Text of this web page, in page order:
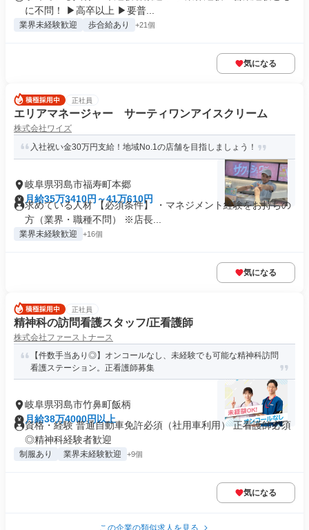
に不問！ ▶高卒以上 ▶要普...
業界未経験歓迎 歩合給あり +21個
気になる
正社員
エリアマネージャー サーティワンアイスクリーム
株式会社ワイズ
入社祝い金30万円支給！地域No.1の店舗を目指しましょう！
岐阜県羽島市福寿町本郷
月給35万3410円～41万610円
求めている人材 【必須条件】 ・マネジメント経験をお持ちの
方（業界・職種不問） ※店長...
業界未経験歓迎 +16個
気になる
正社員
精神科の訪問看護スタッフ/正看護師
株式会社ファーストナース
【件数手当あり◎】オンコールなし、未経験でも可能な精神科訪問
看護ステーション。正看護師募集
岐阜県羽島市竹鼻町飯柄
月給38万4000円以上
資格・経験 普通自動車免許必須（社用車利用） 正看護師必須
◎精神科経験者歓迎
制服あり 業界未経験歓迎 +9個
気になる
この企業の類似求人を見る